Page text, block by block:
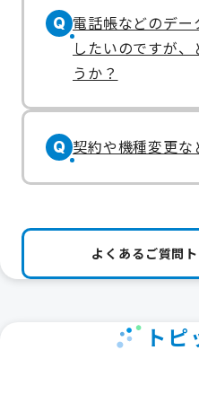
Q 電話帳などのデ
したいのですが
うか？
Q 契約や機種変更な
よくあるご質問
トピ